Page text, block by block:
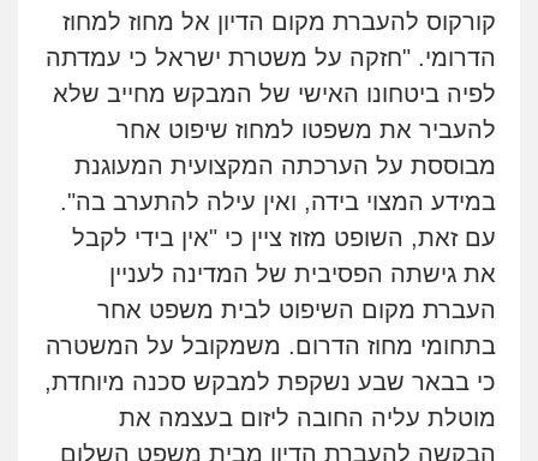
קורקוס להעברת מקום הדיון אל מחוז למחוז
הדרומי. "חזקה על משטרת ישראל כי עמדתה
לפיה ביטחונו האישי של המבקש מחייב שלא
להעביר את משפטו למחוז שיפוט אחר
מבוססת על הערכתה המקצועית המעוגנת
במידע המצוי בידה, ואין עילה להתערב בה".
עם זאת, השופט מזוז ציין כי "אין בידי לקבל
את גישתה הפסיבית של המדינה לעניין
העברת מקום השיפוט לבית משפט אחר
בתחומי מחוז הדרום. משמקובל על המשטרה
כי בבאר שבע נשקפת למבקש סכנה מיוחדת,
מוטלת עליה החובה ליזום בעצמה את
הבקשה להעברת הדיון מבית משפט השלום